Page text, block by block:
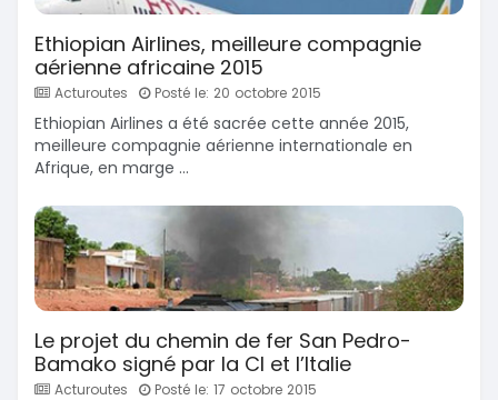
Ethiopian Airlines, meilleure compagnie
aérienne africaine 2015
Acturoutes Posté le: 20 octobre 2015
Ethiopian Airlines a été sacrée cette année 2015,
meilleure compagnie aérienne internationale en
Afrique, en marge ...
Le projet du chemin de fer San Pedro-
Bamako signé par la CI et l’Italie
Acturoutes Posté le: 17 octobre 2015